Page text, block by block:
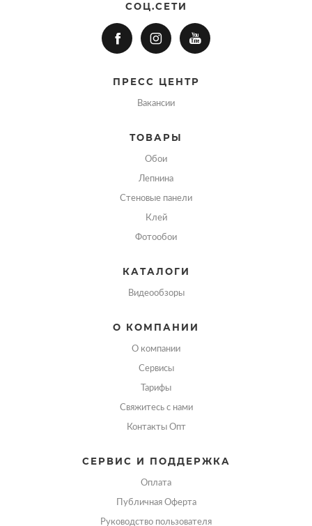
СОЦ.СЕТИ
ПРЕСС ЦЕНТР
Вакансии
ТОВАРЫ
Обои
Лепнина
Стеновые панели
Клей
Фотообои
КАТАЛОГИ
Видеообзоры
О КОМПАНИИ
О компании
Сервисы
Тарифы
Свяжитесь с нами
Контакты Опт
СЕРВИС И ПОДДЕРЖКА
Оплата
Публичная Оферта
Руководство пользователя